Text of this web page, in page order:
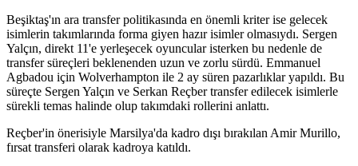
Beşiktaş'ın ara transfer politikasında en önemli kriter ise gelecek
isimlerin takımlarında forma giyen hazır isimler olmasıydı. Sergen
Yalçın, direkt 11'e yerleşecek oyuncular isterken bu nedenle de
transfer süreçleri beklenenden uzun ve zorlu sürdü. Emmanuel
Agbadou için Wolverhampton ile 2 ay süren pazarlıklar yapıldı. Bu
süreçte Sergen Yalçın ve Serkan Reçber transfer edilecek isimlerle
sürekli temas halinde olup takımdaki rollerini anlattı.
Reçber'in önerisiyle Marsilya'da kadro dışı bırakılan Amir Murillo,
fırsat transferi olarak kadroya katıldı.